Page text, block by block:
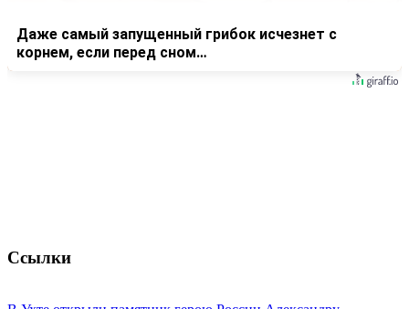
Даже самый запущенный грибок исчезнет с
корнем, если перед сном…
Ссылки